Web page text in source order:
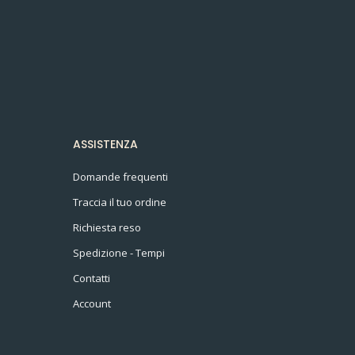
ASSISTENZA
Domande frequenti
Traccia il tuo ordine
Richiesta reso
Spedizione - Tempi
Contatti
Account